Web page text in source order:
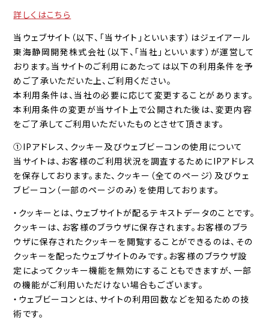
詳しくはこちら
当ウェブサイト（以下、「当サイト」といいます）はジェイアール
東海静岡開発株式会社（以下、「当社」といいます）が運営して
おります。当サイトのご利用にあたっては以下の利用条件を予
めご了承いただいた上、ご利用ください。
本利用条件は、当社の必要に応じて変更することがあります。
本利用条件の変更が当サイト上で公開された後は、変更内容
をご了承してご利用いただいたものとさせて頂きます。
①IPアドレス、クッキー及びウェブビーコンの使用について
当サイトは、お客様のご利用状況を調査するためにIPアドレス
を保存しております。また、クッキー（全てのページ）及びウェ
ブビーコン（一部のページのみ）を使用しております。
・クッキーとは、ウェブサイトが配るテキストデータのことです。
クッキーは、お客様のブラウザに保存されます。お客様のブラ
ウザに保存されたクッキーを閲覧することができるのは、その
クッキーを配ったウェブサイトのみです。お客様のブラウザ設
定によってクッキー機能を無効にすることもできますが、一部
の機能がご利用いただけない場合もございます。
・ウェブビーコンとは、サイトの利用回数などを知るための技
術です。